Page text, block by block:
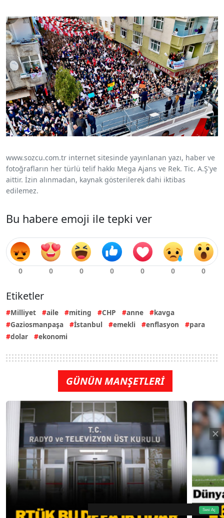
360p
Sesi Aç
www.sozcu.com.tr internet sitesinde yayınlanan yazı, haber ve
fotoğrafların her türlü telif hakkı Mega Ajans ve Rek. Tic. A.Ş'ye
aittir. İzin alınmadan, kaynak gösterilerek dahi iktibas
edilemez.
Bu habere emoji ile tepki ver
Etiketler
Milliyet aile miting CHP anne
kavga
Gaziosmanpaşa
İstanbul emekli enflasyon
para
dolar
ekonomi
GÜNÜN MANŞETLERİ